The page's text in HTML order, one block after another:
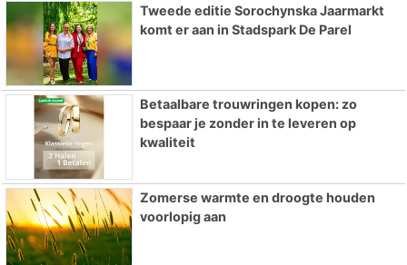
Tweede editie Sorochynska Jaarmarkt
komt er aan in Stadspark De Parel
Betaalbare trouwringen kopen: zo
bespaar je zonder in te leveren op
kwaliteit
Zomerse warmte en droogte houden
voorlopig aan